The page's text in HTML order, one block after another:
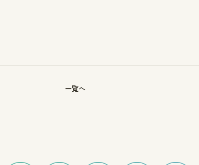
一覧へ